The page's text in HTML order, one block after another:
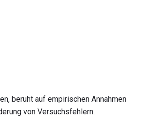
beruht auf empirischen Annahmen
von Versuchsfehlern.